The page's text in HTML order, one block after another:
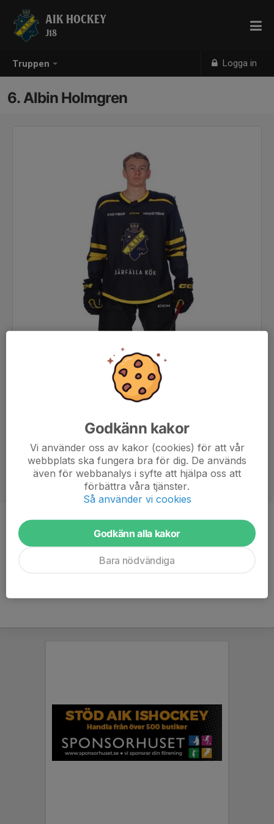
Truppen Logga in
AIK HOCKEY
J18
6. Albin Holmgren
Position
Back
Ålder
17 år
Godkänn kakor
Vi använder oss av kakor (cookies) för att vår
webbplats ska fungera bra för dig. De används
även för webbanalys i syfte att hjälpa oss att
förbättra våra tjänster.
Så använder vi cookies
Godkänn alla kakor
Bara nödvändiga